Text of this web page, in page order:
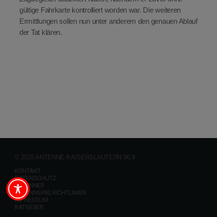
gültige Fahrkarte kontrolliert worden war. Die weiteren
Ermittlungen sollen nun unter anderem den genauen Ablauf
der Tat klären.
© 2025 ANTENNE KAISERSLAUTERN 96.9
KONTAKT
DATENSCHUTZ
GEWINNER
GEWINNSPIELRICHTLINIEN
IMPRESSUM
RATGEBER